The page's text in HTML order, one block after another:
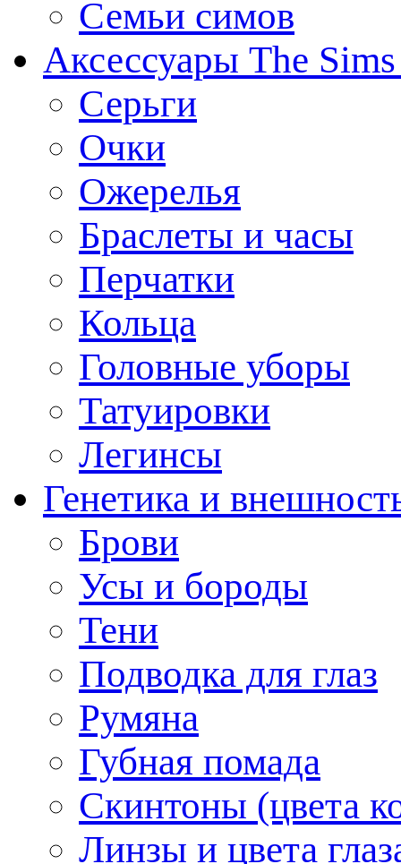
Семьи симов
Аксессуары The
Серьги
Очки
Ожерелья
Браслеты и часы
Перчатки
Кольца
Головные уборы
Татуировки
Легинсы
Генетика и
Брови
Усы и бороды
Тени
Подводка для глаз
Румяна
Губная помада
Скинтоны (цвета
Линзы и цвета